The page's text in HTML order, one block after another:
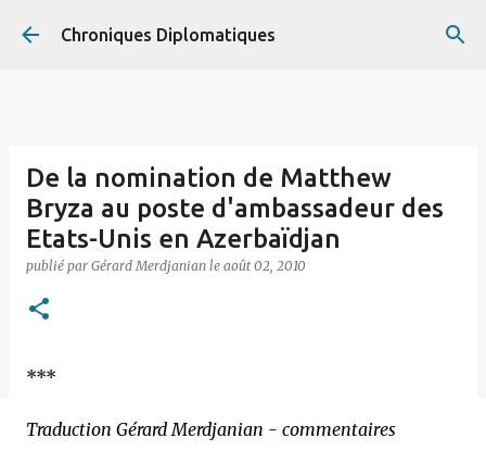
Accéder au contenu principal
Chroniques Diplomatiques
De la nomination de Matthew
Bryza au poste d'ambassadeur des
Etats-Unis en Azerbaïdjan
publié par Gérard Merdjanian le août 02, 2010
***
Traduction Gérard Merdjanian - commentaires